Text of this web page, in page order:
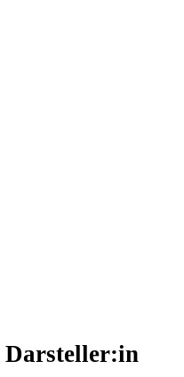
Darsteller:in